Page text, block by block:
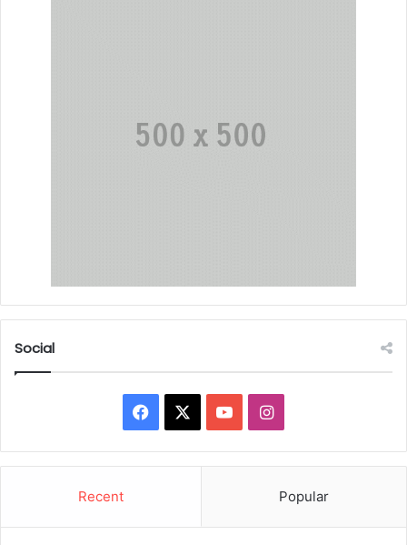
Social
Facebook YouTubeInstagram
Recent Popular